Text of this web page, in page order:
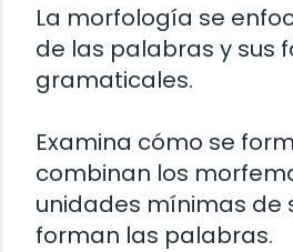
La morfología se
de las palabras y sus
gramaticales.
Examina cómo se
combinan los
unidades mínimas de
forman las palabras.